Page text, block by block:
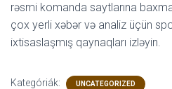
rəsmi komanda saytlarına
çox yerli xəbər və analiz üçün
ixtisaslaşmış qaynaqları izləyin.
Kategóriák: UNCATEGORIZED